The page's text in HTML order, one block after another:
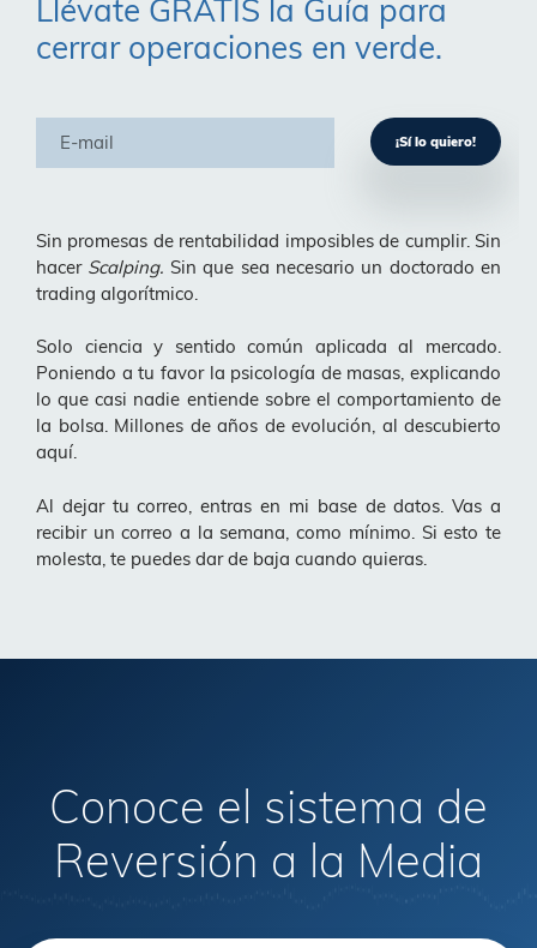
Llévate GRATIS la Guía para
cerrar operaciones en verde.
Sin promesas de rentabilidad imposibles de cumplir. Sin
hacer Scalping. Sin que sea necesario un doctorado en
trading algorítmico.
Solo ciencia y sentido común aplicada al mercado.
Poniendo a tu favor la psicología de masas, explicando
lo que casi nadie entiende sobre el comportamiento de
la bolsa. Millones de años de evolución, al descubierto
aquí.
Al dejar tu correo, entras en mi base de datos. Vas a
recibir un correo a la semana, como mínimo. Si esto te
molesta, te puedes dar de baja cuando quieras.
Conoce el sistema de
Reversión a la Media